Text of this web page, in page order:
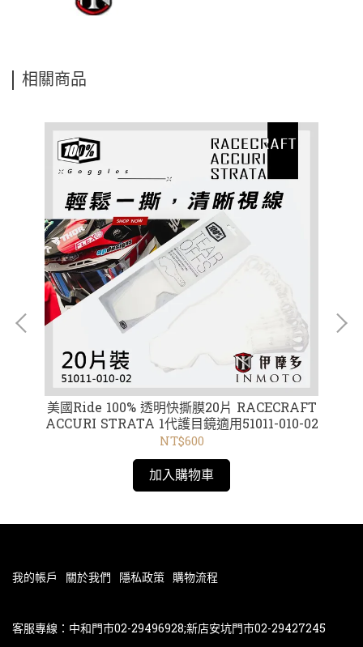
相關商品
美國Ride 100% 透明快撕膜20片 RACECRAFT
ACCURI STRATA 1代護目鏡適用51011-010-02
NT$600
加入購物車
我的帳戶 關於我們 隱私政策 購物流程
客服專線：中和門市02-29496928;新店安坑門市02-29427245